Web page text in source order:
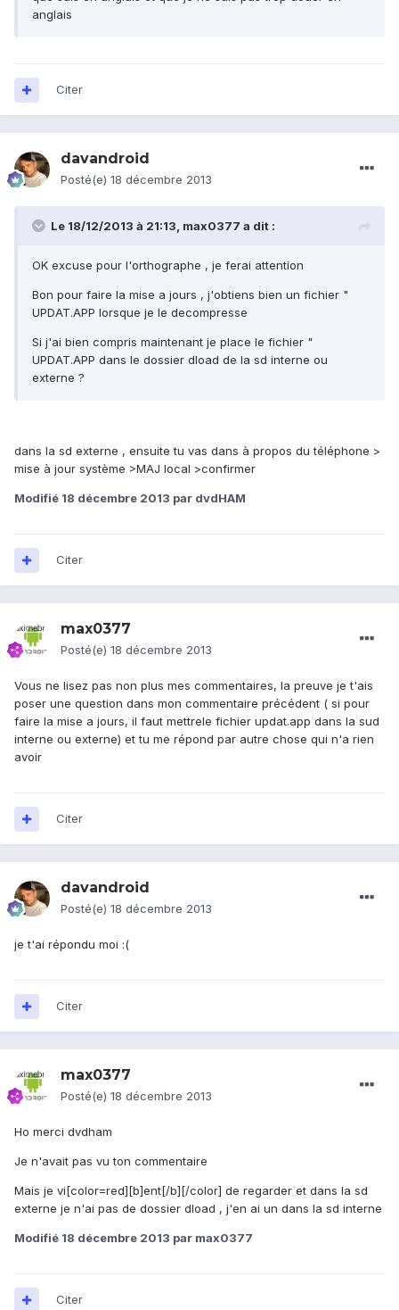
anglais
Citer
davandroid
Posté(e) 18 décembre 2013
Le 18/12/2013 à 21:13, max0377 a dit :
OK excuse pour l'orthographe , je ferai attention
Bon pour faire la mise a jours , j'obtiens bien un fichier "
UPDAT.APP lorsque je le decompresse
Si j'ai bien compris maintenant je place le fichier "
UPDAT.APP dans le dossier dload de la sd interne ou
externe ?
dans la sd externe , ensuite tu vas dans à propos du téléphone >
mise à jour système >MAJ local >confirmer
Modifié 18 décembre 2013 par dvdHAM
Citer
max0377
Posté(e) 18 décembre 2013
Vous ne lisez pas non plus mes commentaires, la preuve je t'ais
poser une question dans mon commentaire précédent ( si pour
faire la mise a jours, il faut mettrele fichier updat.app dans la sud
interne ou externe) et tu me répond par autre chose qui n'a rien
avoir
Citer
davandroid
Posté(e) 18 décembre 2013
je t'ai répondu moi :(
Citer
max0377
Posté(e) 18 décembre 2013
Ho merci dvdham
Je n'avait pas vu ton commentaire
Mais je vi[color=red][b]ent[/b][/color] de regarder et dans la sd
externe je n'ai pas de dossier dload , j'en ai un dans la sd interne
Modifié 18 décembre 2013 par max0377
Citer